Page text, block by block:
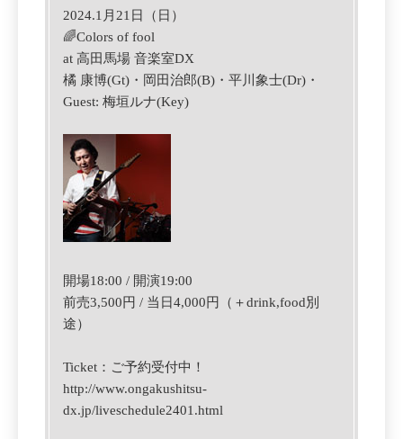
2024.1月21日（日）
🌈Colors of fool
at 高田馬場 音楽室DX
橘 康博(Gt)・岡田治郎(B)・平川象士(Dr)・
Guest: 梅垣ルナ(Key)
開場18:00 / 開演19:00
前売3,500円 / 当日4,000円（＋drink,food別
途）
Ticket： ご予約受付中！
http://www.ongakushitsu-
dx.jp/liveschedule2401.html